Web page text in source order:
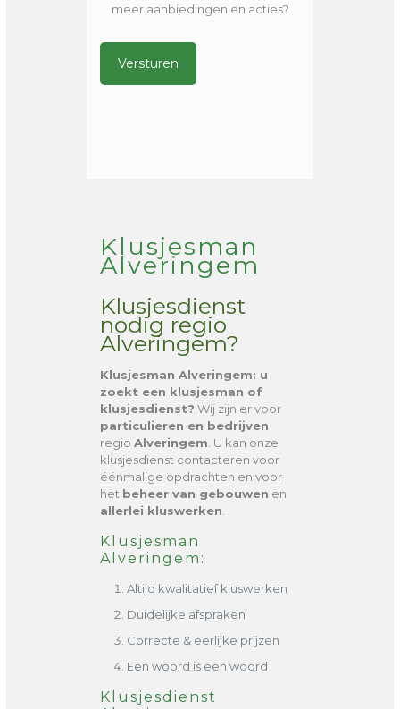
meer aanbiedingen en acties?
Klusjesman
Alveringem
Klusjesdienst
nodig regio
Alveringem?
Klusjesman Alveringem: u
zoekt een klusjesman of
klusjesdienst? Wij zijn er voor
particulieren en bedrijven
regio Alveringem . U kan onze
klusjesdienst contacteren voor
éénmalige opdrachten en voor
het beheer van gebouwen en
allerlei kluswerken
Klusjesman
Alveringem:
Altijd kwalitatief kluswerken
Duidelijke afspraken
Correcte & eerlijke prijzen
Een woord is een woord
Klusjesdienst